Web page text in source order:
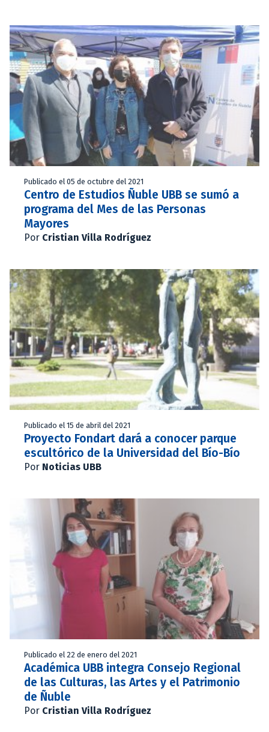
Publicado el 05 de octubre del 2021
Centro de Estudios Ñuble UBB se sumó a
programa del Mes de las Personas
Mayores
Por Cristian Villa Rodríguez
Publicado el 15 de abril del 2021
Proyecto Fondart dará a conocer parque
escultórico de la Universidad del Bío-Bío
Por Noticias UBB
Publicado el 22 de enero del 2021
Académica UBB integra Consejo Regional
de las Culturas, las Artes y el Patrimonio
de Ñuble
Por Cristian Villa Rodríguez